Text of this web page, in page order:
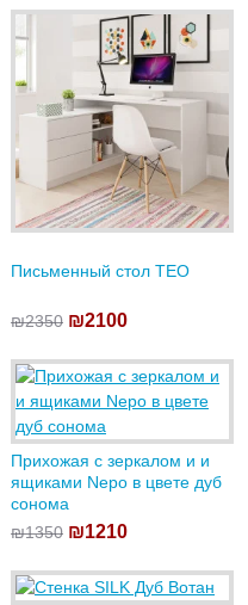
Письменный стол TEO
₪2350 ₪2100
Прихожая с зеркалом и и
ящиками Nepo в цвете дуб
сонома
₪1350 ₪1210